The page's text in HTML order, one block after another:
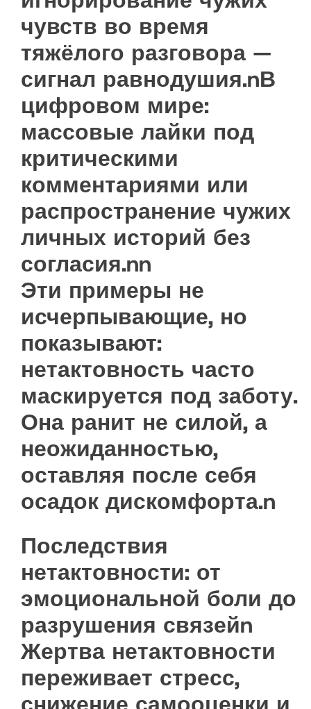
чувств во время
тяжёлого разговора —
сигнал равнодушия.nВ
цифровом мире:
массовые лайки под
критическими
комментариями или
распространение чужих
личных историй без
согласия.nn
Эти примеры не
исчерпывающие, но
показывают:
нетактовность часто
маскируется под заботу.
Она ранит не силой, а
неожиданностью,
оставляя после себя
осадок дискомфорта.n
Последствия
нетактовности: от
эмоциональной боли до
разрушения связейn
Жертва нетактовности
переживает стресс,